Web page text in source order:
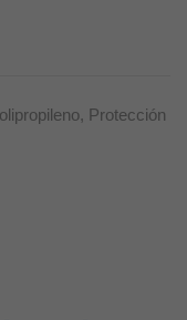
, Protección